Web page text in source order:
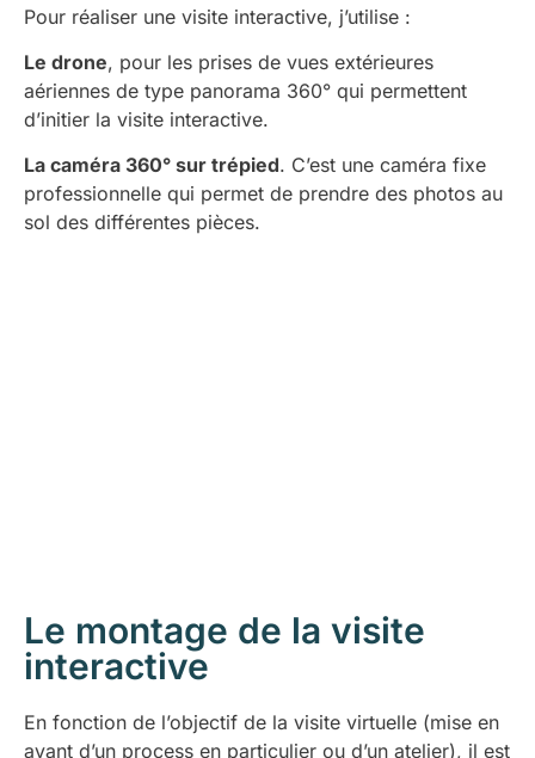
Pour réaliser une visite interactive, j’utilise :
Le drone, pour les prises de vues extérieures
aériennes de type panorama 360° qui permettent
d’initier la visite interactive.
La caméra 360° sur trépied. C’est une caméra fixe
professionnelle qui permet de prendre des photos au
sol des différentes pièces.
Le montage de la visite
interactive
En fonction de l’objectif de la visite virtuelle (mise en
avant d’un process en particulier ou d’un atelier), il est